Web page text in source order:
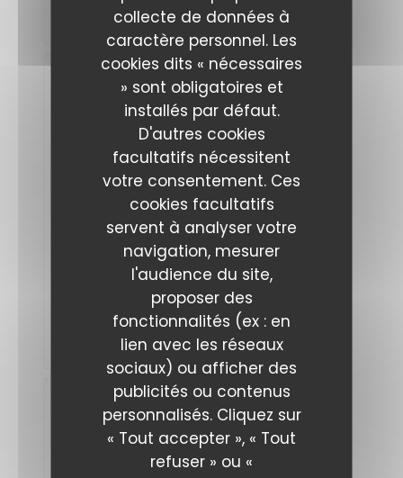
collecte de données à
caractère personnel. Les
cookies dits « nécessaires
» sont obligatoires et
installés par défaut.
D'autres cookies
facultatifs nécessitent
votre consentement. Ces
cookies facultatifs
servent à analyser votre
navigation, mesurer
l'audience du site,
proposer des
fonctionnalités (ex : en
lien avec les réseaux
sociaux) ou afficher des
publicités ou contenus
personnalisés. Cliquez sur
« Tout accepter », « Tout
refuser » ou «
Service :
Ambiance
Cuisine:
Qualité /
Jacques